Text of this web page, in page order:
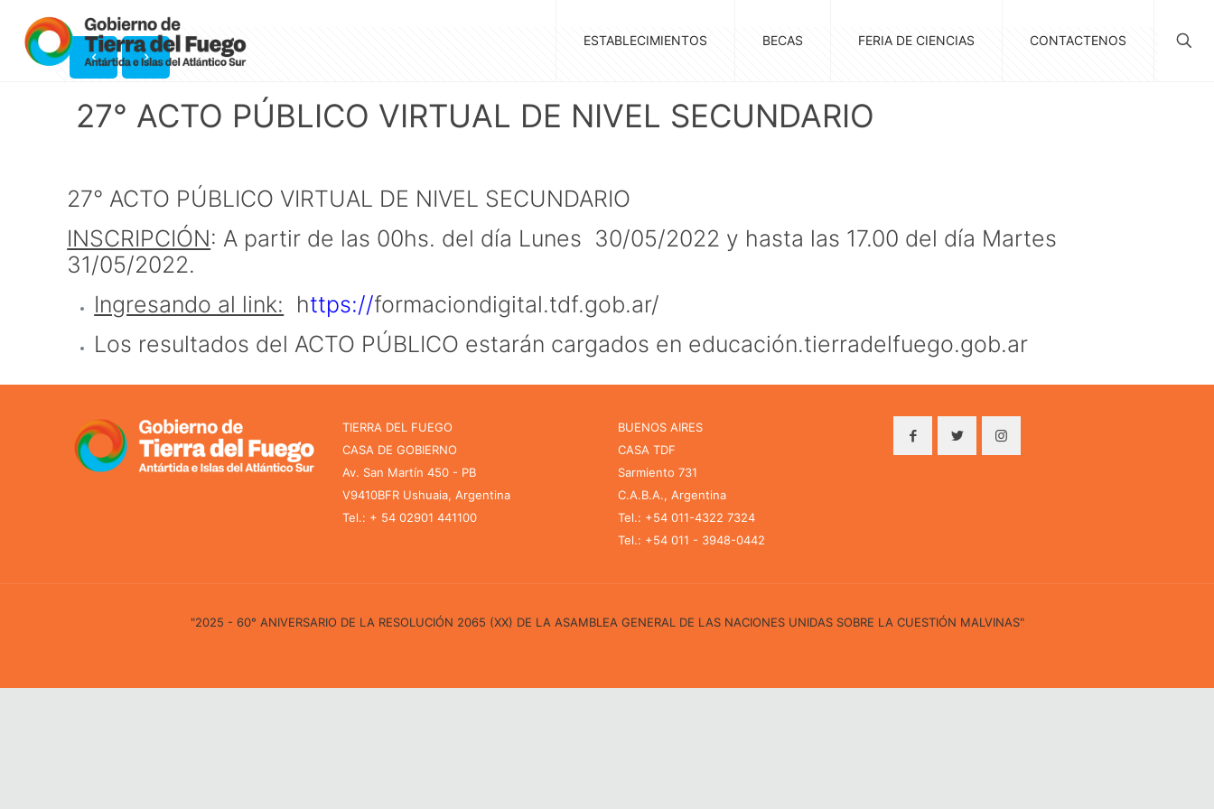
ESTABLECIMIENTOS BECAS FERIA DE CIENCIAS CONTACTENOS
27° ACTO PÚBLICO VIRTUAL DE NIVEL SECUNDARIO
27° ACTO PÚBLICO VIRTUAL DE NIVEL SECUNDARIO
INSCRIPCIÓN: A partir de las 00hs. del día Lunes 30/05/2022 y hasta las 17.00 del día Martes
31/05/2022.
Ingresando al link: https://formaciondigital.tdf.gob.ar/
Los resultados del ACTO PÚBLICO estarán cargados en educación.tierradelfuego.gob.ar
TIERRA DEL FUEGO
CASA DE GOBIERNO
Av. San Martín 450 - PB
V9410BFR Ushuaia, Argentina
Tel.: + 54 02901 441100
BUENOS AIRES
CASA TDF
Sarmiento 731
C.A.B.A., Argentina
Tel.: +54 011-4322 7324
Tel.: +54 011 - 3948-0442
"2025 - 60° ANIVERSARIO DE LA RESOLUCIÓN 2065 (XX) DE LA ASAMBLEA GENERAL DE LAS NACIONES UNIDAS SOBRE LA CUESTIÓN MALVINAS"